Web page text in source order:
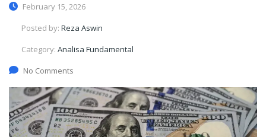
February 15, 2026
Posted by: Reza Aswin
Category: Analisa Fundamental
No Comments